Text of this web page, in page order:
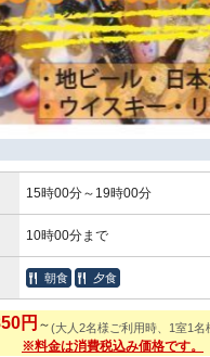
15時00分～19時00分
10時00分まで
朝食 夕食
円 ～(大人2名様ご利用時、1室1名
※料金は消費税込み価格です。